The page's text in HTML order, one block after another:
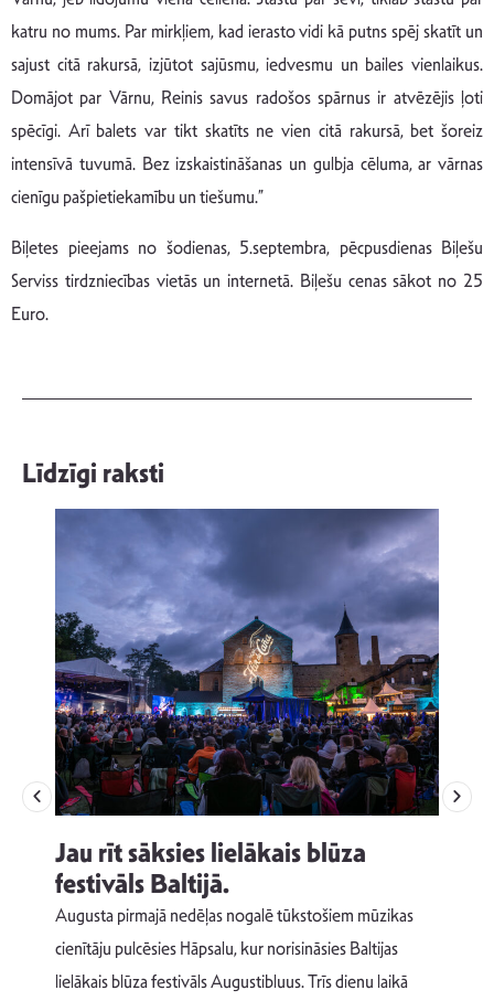
katru no mums. Par mirkļiem, kad ierasto vidi kā putns spēj skatīt un
sajust citā rakursā, izjūtot sajūsmu, iedvesmu un bailes vienlaikus.
Domājot par Vārnu, Reinis savus radošos spārnus ir atvēzējis ļoti
spēcīgi. Arī balets var tikt skatīts ne vien citā rakursā, bet šoreiz
intensīvā tuvumā. Bez izskaistināšanas un gulbja cēluma, ar vārnas
cienīgu pašpietiekamību un tiešumu.”
Biļetes pieejams no šodienas, 5.septembra, pēcpusdienas Biļešu
Serviss tirdzniecības vietās un internetā. Biļešu cenas sākot no 25
Euro.
Līdzīgi raksti
Jau rīt sāksies lielākais blūza
festivāls Baltijā.
Augusta pirmajā nedēļas nogalē tūkstošiem mūzikas
cienītāju pulcēsies Hāpsalu, kur norisināsies Baltijas
lielākais blūza festivāls Augustibluus. Trīs dienu laikā